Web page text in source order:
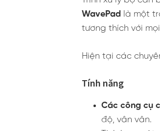
WavePad là một
tương thích với
Hiện tại các
Tính năng
Các công cụ
độ, vân vân.